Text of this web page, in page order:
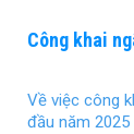
Công khai
Về việc công
đầu năm 2025